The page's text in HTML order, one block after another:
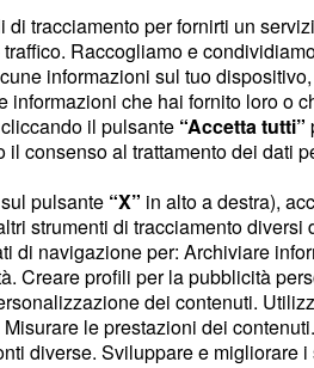
con la serie
dal pubblico
le novità sul
e la
Ramiro (Pablo
su Jaime e
di
tracciamento per fornirti un
Raccogliamo e
informazioni sul tuo
informazioni che hai fornito loro o
il pulsante “Accetta tutti”
consenso al trattamento dei dati
pulsante “X” in alto a destra),
strumenti di tracciamento diversi
di navigazione per: Archiviare
Creare profili per la pubblicità
dei contenuti.
le prestazioni dei
diverse. Sviluppare e migliorare